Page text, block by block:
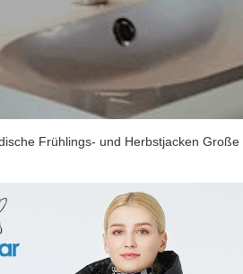
Frühlings- und Herbstjacken